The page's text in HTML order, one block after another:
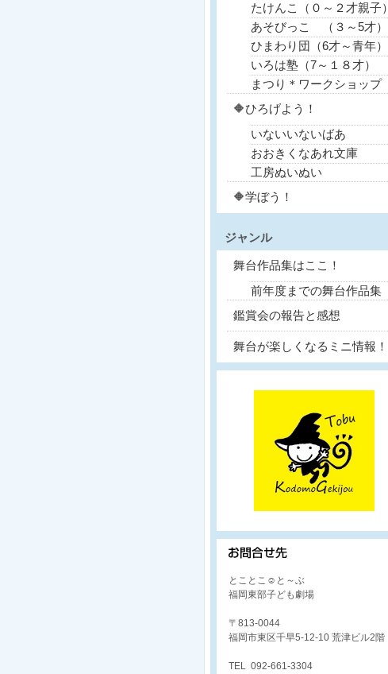
たけんこ（０～２才親子）
あそびっこ （３～5才）
ひまわり団（6才～青年）
いろは塾（7～１８才）
まつり＊ワークショップ
🔶ひろげよう！
いないいないばあ
おおきくなあれ文庫
工房ぬいぬい
🔶学ぼう！
ジャンル
舞台作品集はここ！
前年度までの舞台作品集
鑑賞会の報告と感想
舞台が楽しくなるミニ情報！
とことこ☺と～ぶ
福岡東部子ども劇場
〒813-0044
福岡市東区千早5-12-10 荒津ビル2階
TEL 092-661-3304